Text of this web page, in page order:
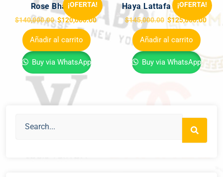
¡OFERTA!
Rose Bharara
$140,000.00 $120,000.00
Añadir al carrito
Buy via WhatsApp
¡OFERTA!
Haya Lattafa Perfumes
$145,000.00 $125,000.00
Añadir al carrito
Buy via WhatsApp